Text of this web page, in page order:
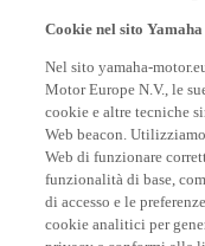
Motor Europe N.V., le
cookie e altre tecniche
Web beacon.
Web di funzionare
funzionalità di base,
di accesso e le
cookie analitici per
privacy e conformi alle